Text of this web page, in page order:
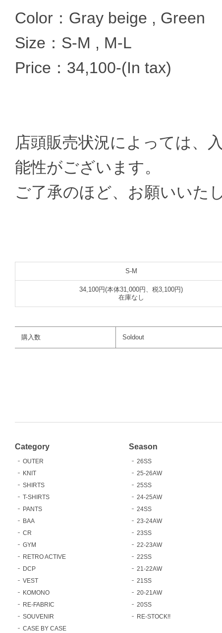
Color：Gray beige , Green
Size：S-M , M-L
Price：34,100-(In tax)
店頭販売状況によっては、
能性がございます。
ご了承のほど、お願いいた
S-M
34,100円(本体31,000円、税3,100円)
在庫なし
購入数 Soldout
Category
OUTER
KNIT
SHIRTS
T-SHIRTS
PANTS
BAA
CR
GYM
RETRO ACTIVE
DCP
VEST
KOMONO
RE-FABRIC
SOUVENIR
CASE BY CASE
Season
26SS
25-26AW
25SS
24-25AW
24SS
23-24AW
23SS
22-23AW
22SS
21-22AW
21SS
20-21AW
20SS
RE-STOCK!!